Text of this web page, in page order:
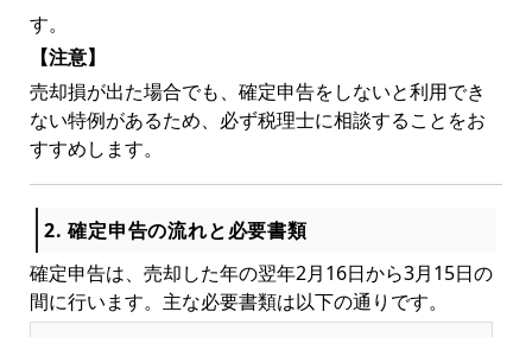
す。
【注意】
売却損が出た場合でも、確定申告をしないと利用でき
ない特例があるため、必ず税理士に相談することをお
すすめします。
2. 確定申告の流れと必要書類
確定申告は、売却した年の翌年2月16日から3月15日の
間に行います。主な必要書類は以下の通りです。